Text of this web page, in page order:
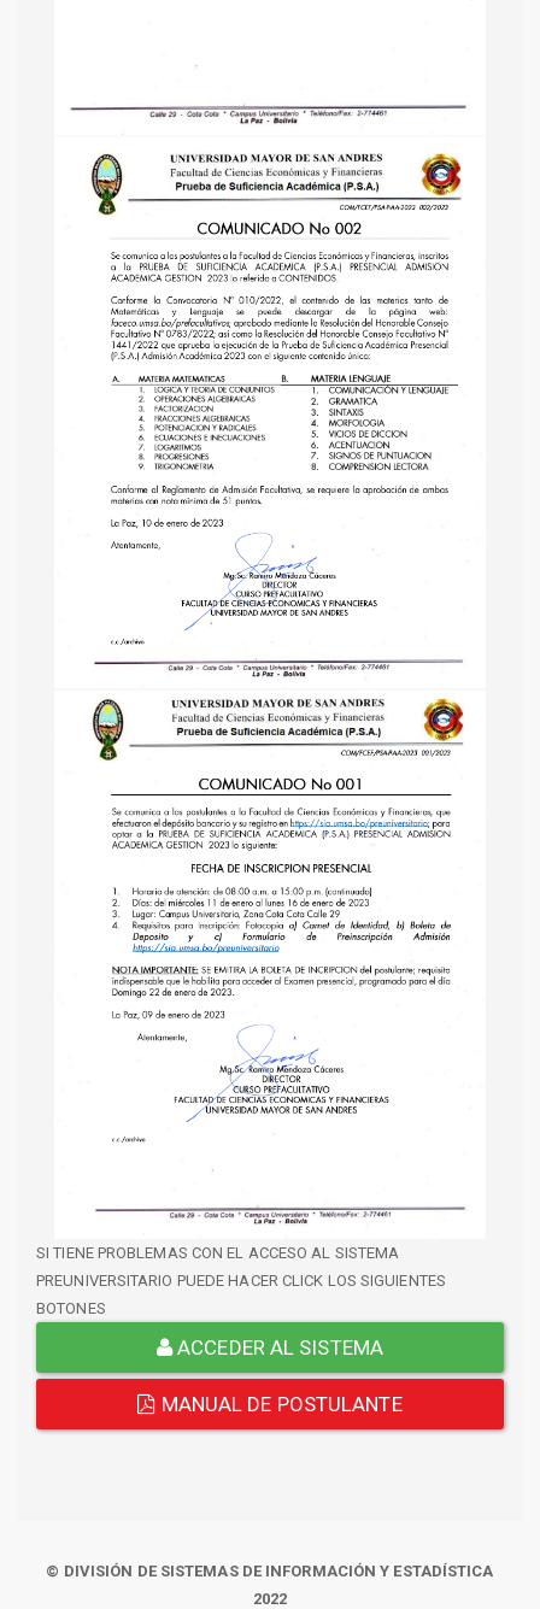
SI TIENE PROBLEMAS CON EL ACCESO AL SISTEMA
PREUNIVERSITARIO PUEDE HACER CLICK LOS SIGUIENTES
BOTONES
ACCEDER AL SISTEMA
MANUAL DE POSTULANTE
© DIVISIÓN DE SISTEMAS DE INFORMACIÓN Y ESTADÍSTICA
2022